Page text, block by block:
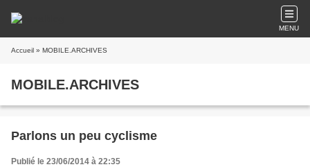
MENU
Accueil » MOBILE.ARCHIVES
MOBILE.ARCHIVES
Parlons un peu cyclisme
Publié le 23/06/2014 à 22:35